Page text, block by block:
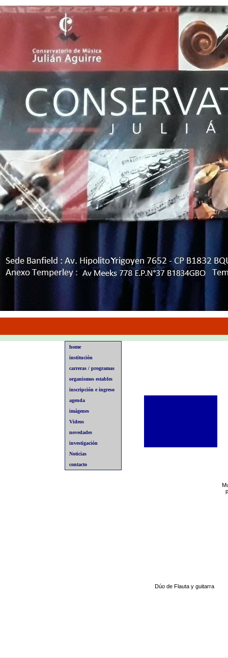
home
institución
carreras / programas
organismos estables
inscripción e ingreso
agenda
imágenes
Videos
novedades
investigación
Noticias
contacto
Dúo de Flauta y guitarra